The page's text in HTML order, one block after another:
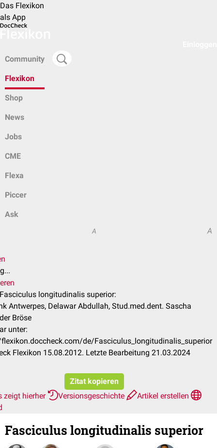
Das Flexikon
als App
Community
Flexikon
Shop
News
Jobs
CME
Flexa
Piccer
Ask
A A
longitudinalis superior:
Antwerpes, Delawar Abdullah, Stud.med.dent. Sascha
Bröse
unter:
de/Fasciculus_longitudinalis_superior
Flexikon 15.08.2012. Letzte Bearbeitung 21.03.2024
Zitat kopieren
zeigt hierher
Versionsgeschichte
Artikel erstellen
Fasciculus longitudinalis superior